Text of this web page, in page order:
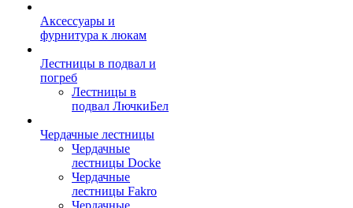
Аксессуары и
фурнитура к люкам
Лестницы в подвал и
погреб
Лестницы в
подвал ЛючкиБел
Чердачные лестницы
Чердачные
лестницы Docke
Чердачные
лестницы Fakro
Чердачные